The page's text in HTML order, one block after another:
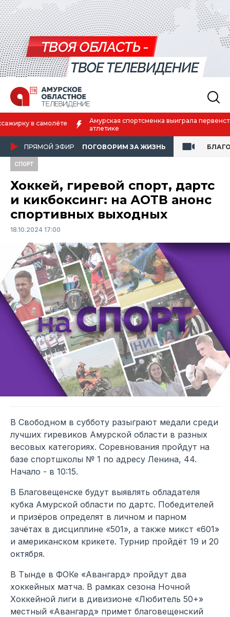
Амурская спортсменка выиграла первенство России по лёгкой
атлетике
ПРЯМОЙ ЭФИР ПОГОВОРИМ ЗА ЖИЗНЬ
СПОРТ
Хоккей, гиревой спорт, дартс
и кикбоксинг: на АОТВ анонс
спортивных выходных
18.10.2024 17:00
В Свободном в субботу разыграют медали среди
лучших гиревиков Амурской области в разных
весовых категориях. Соревнования пройдут на
базе спортшколы № 1 по адресу Ленина, 44.
Начало - в 10:15.
В Благовещенске будут выявлять обладателя
кубка Амурской области по дартс. Победителей
и призёров определят в личном и парном
зачётах в дисциплине «501», а также микст «601»
и американском крикете. Турнир пройдёт 19 и 20
октября.
В Тынде в ФОКе «Авангард» пройдут два
хоккейных матча. В рамках сезона Ночной
Хоккейной лиги в дивизионе «Любитель 50+»
местный «Авангард» примет благовещенский